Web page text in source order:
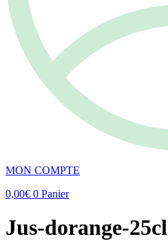
MON COMPTE
0,00€ 0 Panier
Jus-dorange-25cl